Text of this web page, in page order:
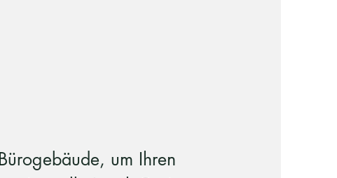
um Ihren